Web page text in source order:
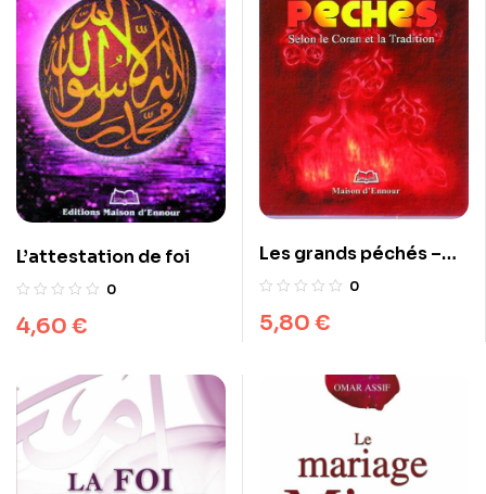
L’attestation de foi
0
4,60 €
Les grands péchés –
Selon le Coran et la
0
5,80 €